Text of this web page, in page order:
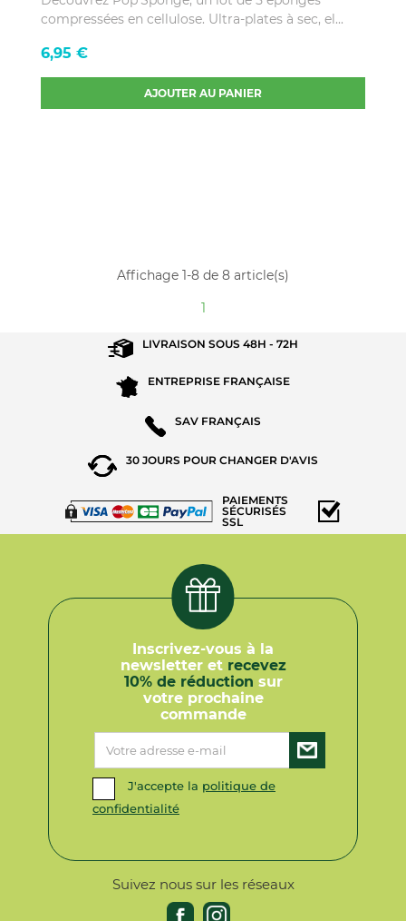
compressées en cellulose. Ultra-plates à sec, el...
Prix
6,95 €
AJOUTER AU PANIER
Affichage 1-8 de 8 article(s)
1
LIVRAISON SOUS48H - 72H
ENTREPRISE FRANÇAISE
SAV FRANÇAIS
30 JOURS POUR CHANGER D'AVIS
PAIEMENTS
SÉCURISÉS
SSL
Inscrivez-vous à la
newsletter etrecevez
10% de réduction sur
votre prochaine
commande
J'accepte la politique de
confidentialité
Suivez nous sur les réseaux